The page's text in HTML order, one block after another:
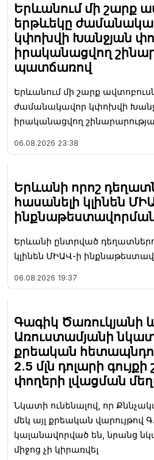
Երևանում մի շարք
երթևեկը
կփոխվի Խանջյան
իրականացվող
պատճառով
Երևանում մի շարք
ժամանակավոր կփոխվի
իրականացվող
06.08.2026 23:38
Երևանի որոշ
հասանելի կլինեն
Երևանի ընտրված
կլինեն ՄԻԱՎ-ի
06.08.2026 19:37
Գագիկ Ծառուկյանի
Առուստամյանի
քրեական
2.5 մլն դոլարի
փողերի լվացման
Նկատի ունենալով, որ
մեկ այլ քրեական վարույթով
կալանավորված են, նրանց
միջոց չի կիրառվել